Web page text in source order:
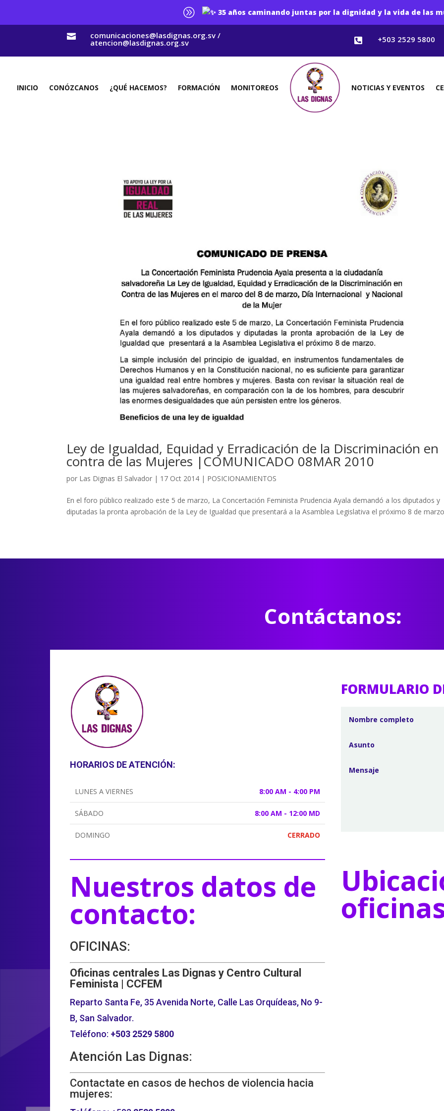
A 35 años caminando juntas por la dignidad y la vida de las
 comunicaciones@lasdignas.org.sv /
atencion@lasdignas.org.sv  +503 2529 5800
INICIO CONÓZCANOS ¿QUÉ HACEMOS? FORMACIÓN MONITOREOS NOTICIAS Y EVENTOS
Ley de Igualdad, Equidad y Erradicación de la Discriminación en
contra de las Mujeres |COMUNICADO 08MAR 2010
por Las Dignas El Salvador | 17 Oct 2014 | POSICIONAMIENTOS
En el foro público realizado este 5 de marzo, La Concertación Feminista Prudencia Ayala demandó a los diputados y
diputadas la pronta aprobación de la Ley de Igualdad que presentará a la Asamblea Legislativa el próximo 8 de
Contáctanos:
HORARIOS DE ATENCIÓN:
LUNES A VIERNES 8:00 AM - 4:00 PM
SÁBADO 8:00 AM - 12:00 MD
DOMINGO CERRADO
Nuestros datos de
contacto:
OFICINAS:
Oficinas centrales Las Dignas y Centro Cultural
Feminista | CCFEM
Reparto Santa Fe, 35 Avenida Norte, Calle Las Orquídeas, No 9-
B, San Salvador.
Teléfono: +503 2529 5800
Atención Las Dignas:
Contactate en casos de hechos de violencia hacia
mujeres:
FORMULARIO